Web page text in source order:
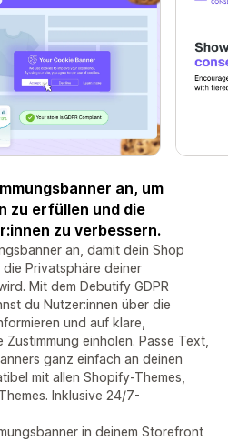
an, um
zu erfüllen und die
zu verbessern.
an, damit dein Shop
Privatsphäre deiner
Mit dem Debutify GDPR
du Nutzer:innen über die
und auf klare,
einholen. Passe Text,
ganz einfach an deinen
mit allen Shopify-Themes,
Inklusive 24/7-
in deinem Storefront